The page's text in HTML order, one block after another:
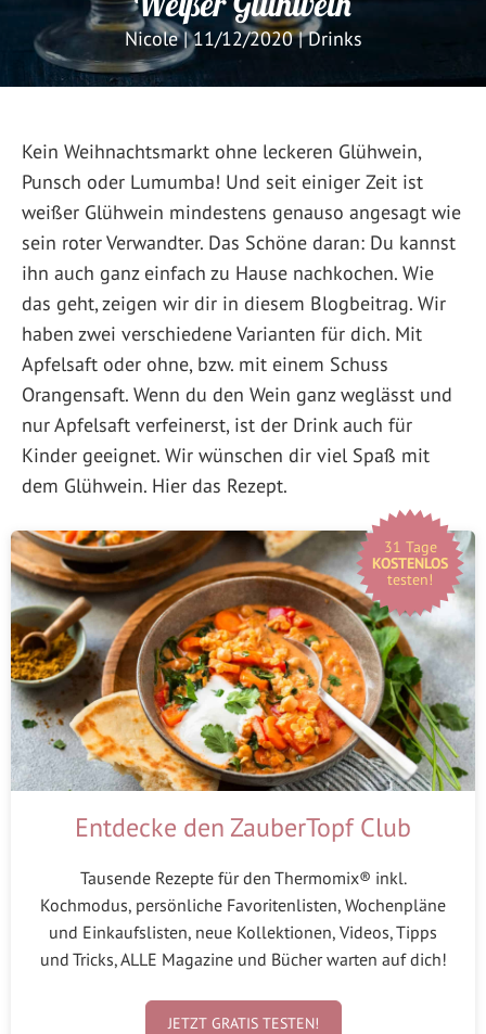
Nicole|11/12/2020|Drinks
Kein Weihnachtsmarkt ohne leckeren Glühwein,
Punsch oder Lumumba! Und seit einiger Zeit ist
weißer Glühwein mindestens genauso angesagt wie
sein roter Verwandter. Das Schöne daran: Du kannst
ihn auch ganz einfach zu Hause nachkochen. Wie
das geht, zeigen wir dir in diesem Blogbeitrag. Wir
haben zwei verschiedene Varianten für dich. Mit
Apfelsaft oder ohne, bzw. mit einem Schuss
Orangensaft. Wenn du den Wein ganz weglässt und
nur Apfelsaft verfeinerst, ist der Drink auch für
Kinder geeignet. Wir wünschen dir viel Spaß mit
dem Glühwein. Hier das Rezept.
31 Tage
KOSTENLOS
testen!
Entdecke den ZauberTopf Club
Tausende Rezepte für den Thermomix® inkl.
Kochmodus, persönliche Favoritenlisten, Wochenpläne
und Einkaufslisten, neue Kollektionen, Videos, Tipps
und Tricks, ALLE Magazine und Bücher warten auf dich!
JETZT GRATIS TESTEN!